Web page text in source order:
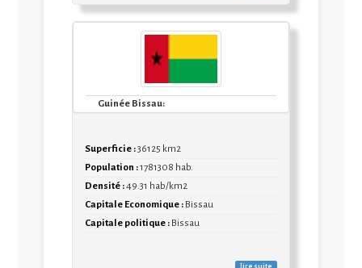
Guinée Bissau:
Superficie :36125 km2
Population :1781308 hab.
Densité :49.31 hab/km2
Capitale Economique : Bissau
Capitale politique : Bissau
lire suite